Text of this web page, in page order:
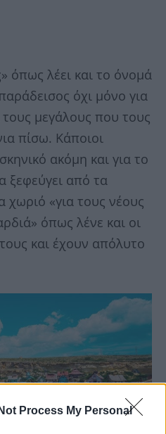
Process My Personal
όπως λέει και το όνομά
όχι μόνο για
τους μεγάλους που τους
πίσω. Κάποιοι
ακόμη και για το
ξεφεύγει από τα
χωριό «για τους νέους
όπως λένε και οι
και έχουν απόλυτο